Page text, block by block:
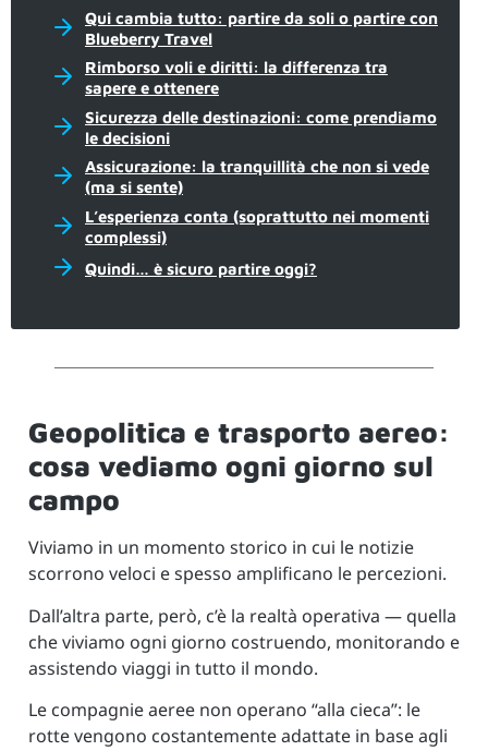
Qui cambia tutto: partire da soli o partire con
Blueberry Travel
Rimborso voli e diritti: la differenza tra
sapere e ottenere
Sicurezza delle destinazioni: come prendiamo
le decisioni
Assicurazione: la tranquillità che non si vede
(ma si sente)
L’esperienza conta (soprattutto nei momenti
complessi)
Quindi… è sicuro partire oggi?
Geopolitica e trasporto aereo:
cosa vediamo ogni giorno sul
campo
Viviamo in un momento storico in cui le notizie
scorrono veloci e spesso amplificano le percezioni.
Dall’altra parte, però, c’è la realtà operativa — quella
che viviamo ogni giorno costruendo, monitorando e
assistendo viaggi in tutto il mondo.
Le compagnie aeree non operano “alla cieca”: le
rotte vengono costantemente adattate in base agli